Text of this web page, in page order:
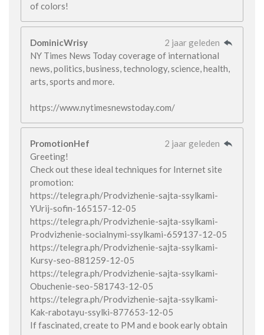
of colors!
DominicWrisy
2 jaar geleden
NY Times News Today coverage of international
news, politics, business, technology, science, health,
arts, sports and more.
https://www.nytimesnewstoday.com/
PromotionHef
2 jaar geleden
Greeting!
Check out these ideal techniques for Internet site
promotion:
https://telegra.ph/Prodvizhenie-sajta-ssylkami-
YUrij-sofin-165157-12-05
https://telegra.ph/Prodvizhenie-sajta-ssylkami-
Prodvizhenie-socialnymi-ssylkami-659137-12-05
https://telegra.ph/Prodvizhenie-sajta-ssylkami-
Kursy-seo-881259-12-05
https://telegra.ph/Prodvizhenie-sajta-ssylkami-
Obuchenie-seo-581743-12-05
https://telegra.ph/Prodvizhenie-sajta-ssylkami-
Kak-rabotayu-ssylki-877653-12-05
If fascinated, create to PM and e book early obtain